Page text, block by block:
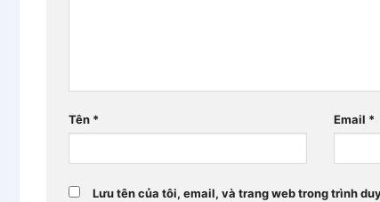
Tên * Email *
Lưu tên của tôi, email, và trang web trong trình